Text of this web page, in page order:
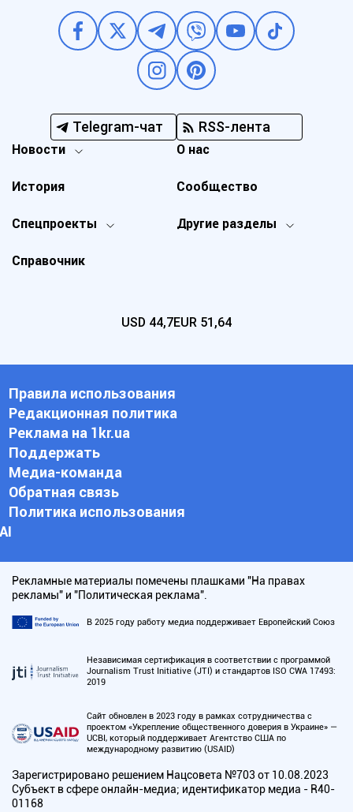
Telegram-чат RSS-лента
Новости
Спецпроекты Другие разделы
История
О нас
Справочник
Сообщество
USD 44,7EUR 51,64
Правила использования
Редакционная политика
Реклама на 1kr.ua
Поддержать
Медиа-команда
Обратная связь
Политика использования
АI
Рекламные материалы помечены плашками "На правах
рекламы" и "Политическая реклама".
В 2025 году работу медиа поддерживает Европейский Союз
Независимая сертификация в соответствии с программой
Journalism Trust Initiative (JTI) и стандартов ISO CWA 17493:
2019
Сайт обновлен в 2023 году в рамках сотрудничества с
проектом «Укрепление общественного доверия в Украине» —
UCBI, который поддерживает Агентство США по
международному развитию (USAID)
Зарегистрировано решением Нацсовета №703 от 10.08.2023
Субъект в сфере онлайн-медиа; идентификатор медиа - R40-
01168